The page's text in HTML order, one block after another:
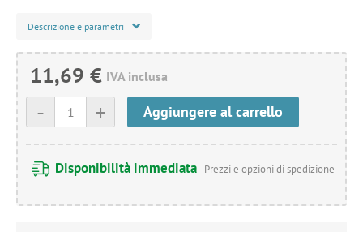
Descrizione e parametri
11,69 € IVA inclusa
+
- Aggiungere al carrello
Disponibilità immediata Prezzi e opzioni di spedizione